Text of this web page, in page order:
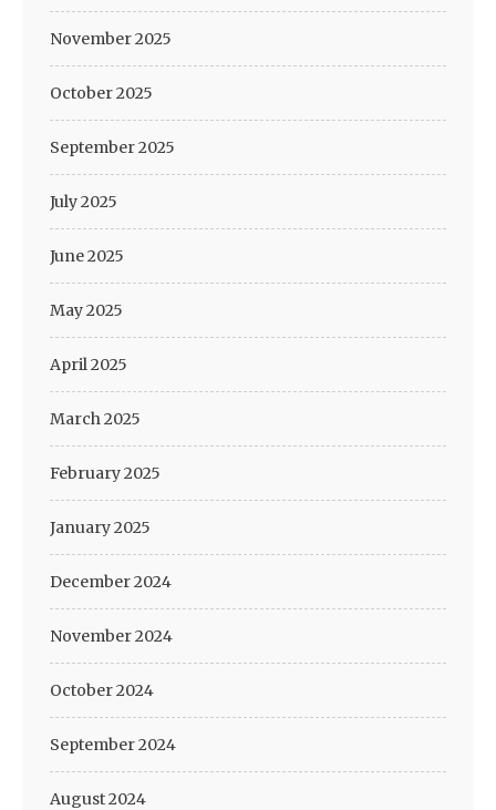
November 2025
October 2025
September 2025
July 2025
June 2025
May 2025
April 2025
March 2025
February 2025
January 2025
December 2024
November 2024
October 2024
September 2024
August 2024